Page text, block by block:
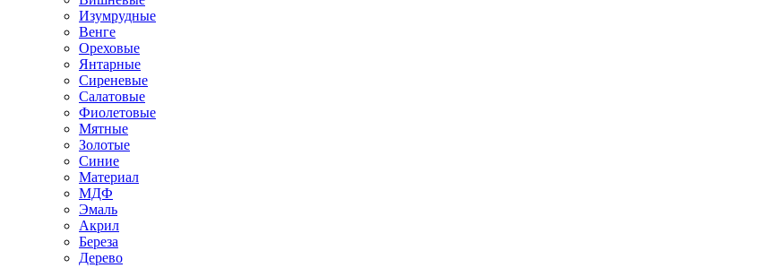
Изумрудные
Венге
Ореховые
Янтарные
Сиреневые
Салатовые
Фиолетовые
Мятные
Золотые
Синие
Материал
МДФ
Эмаль
Акрил
Береза
Дерево